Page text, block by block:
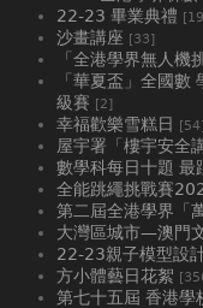
22-23 畢業典禮
沙畫講座 [33]
「全港學界無人
「華夏盃」全國
級賽 [2]
幸福歡樂雪糕日
屋宇署「樓宇安全
數學科每日十題 最
全能跳繩挑戰賽
第二屆全港學界「
大灣區城市—澳門
22-23親子模型設
方小體藝日花絮
第七十五屆 香港學